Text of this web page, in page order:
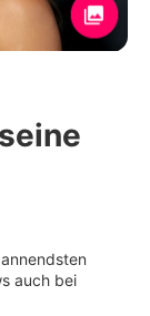
auch bei